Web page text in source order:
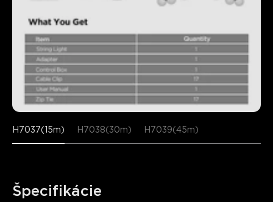
H7037(15m) H7038(30m) H7039(45m)
Špecifikácie